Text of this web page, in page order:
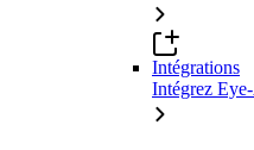
Intégrations
Intégrez